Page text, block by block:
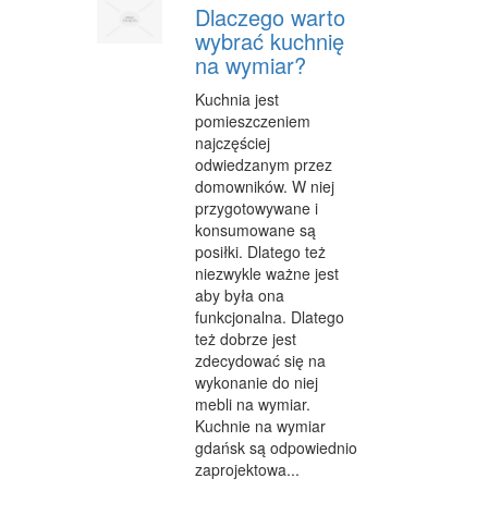
CZĘŚCI SAMOCHODOWE
WYNAJEM
USŁUGI MOTORYZACYJNE
SALONY, KOMISY
E-MARKETING
AGENCJE REKLAMOWE
MATERIAŁY REKLAMOWE
INNE AGENCJE
WIGOR
IMPREZY INTEGRACYJNE
HOBBY
Dlaczego warto
wybrać kuchnię
na wymiar?
Kuchnia jest
pomieszczeniem
najczęściej
odwiedzanym przez
domowników. W niej
przygotowywane i
konsumowane są
posiłki. Dlatego też
niezwykle ważne jest
aby była ona
funkcjonalna. Dlatego
też dobrze jest
zdecydować się na
wykonanie do niej
mebli na wymiar.
Kuchnie na wymiar
gdańsk są odpowiednio
zaprojektowa...